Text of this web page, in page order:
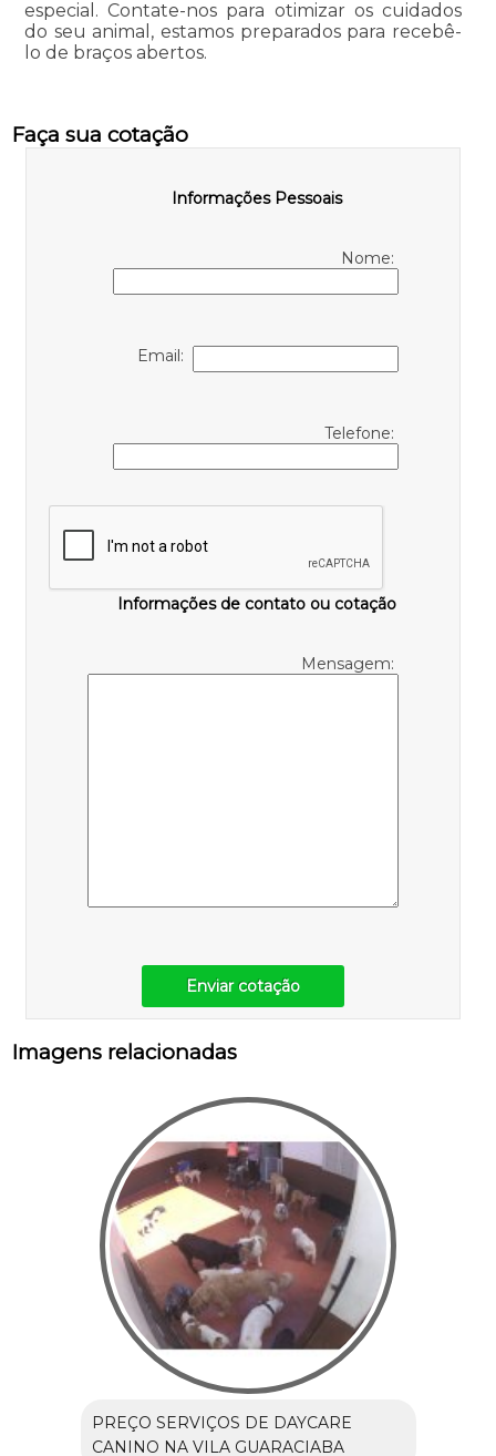
especial. Contate-nos para otimizar os cuidados
do seu animal, estamos preparados para recebê-
lo de braços abertos.
Faça sua cotação
Informações Pessoais
Nome:
Email:
Telefone:
Informações de contato ou cotação
Mensagem:
Enviar cotação
Imagens relacionadas
PREÇO SERVIÇOS DE DAYCARE
CANINO NA VILA GUARACIABA